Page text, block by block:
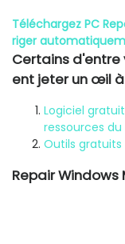
Téléchargez PC
riger
Certains
ent jeter un œil
Logiciel
ressources
Outils
Repair Windows